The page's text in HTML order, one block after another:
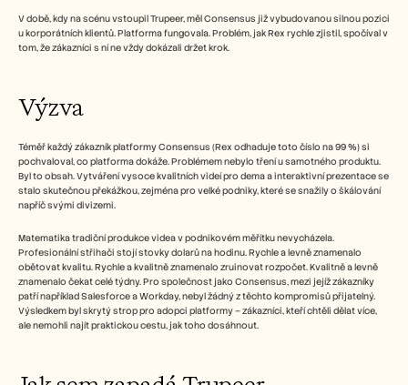
V době, kdy na scénu vstoupil Trupeer, měl Consensus již vybudovanou silnou pozici
u korporátních klientů. Platforma fungovala. Problém, jak Rex rychle zjistil, spočíval v
tom, že zákazníci s ní ne vždy dokázali držet krok.
Výzva
Téměř každý zákazník platformy Consensus (Rex odhaduje toto číslo na 99 %) si
pochvaloval, co platforma dokáže. Problémem nebylo tření u samotného produktu.
Byl to obsah. Vytváření vysoce kvalitních videí pro dema a interaktivní prezentace se
stalo skutečnou překážkou, zejména pro velké podniky, které se snažily o škálování
napříč svými divizemi.
Matematika tradiční produkce videa v podnikovém měřítku nevycházela.
Profesionální střihači stojí stovky dolarů na hodinu. Rychle a levně znamenalo
obětovat kvalitu. Rychle a kvalitně znamenalo zruinovat rozpočet. Kvalitně a levně
znamenalo čekat celé týdny. Pro společnost jako Consensus, mezi jejíž zákazníky
patří například Salesforce a Workday, nebyl žádný z těchto kompromisů přijatelný.
Výsledkem byl skrytý strop pro adopci platformy – zákazníci, kteří chtěli dělat více,
ale nemohli najít praktickou cestu, jak toho dosáhnout.